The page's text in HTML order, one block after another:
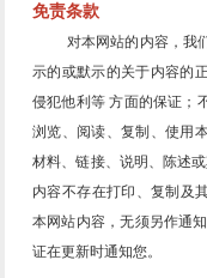
免责条款
对本网站的内容，我们
示的或默示的关于内容的
侵犯他利等 方面的保证；
浏览、阅读、复制、使用
材料、链接、说明、陈述
内容不存在打印、复制及
本网站内容，无须另作通
证在更新时通知您。